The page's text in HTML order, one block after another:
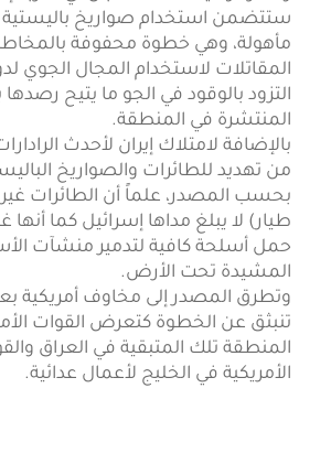
ستتضمن استخدام صواريخ باليستية
مأهولة، وهي خطوة محفوفة
المقاتلات لاستخدام المجال الجوي
التزود بالوقود في الجو ما يتيح رصدها
المنتشرة في المنطقة.
بالإضافة لامتلاك إيران لأحدث
من تهديد للطائرات والصواريخ
بحسب المصدر، علماً أن الطائرات غير
طيار) لا يبلغ مداها إسرائيل كما أنها
حمل أسلحة كافية لتدمير منشآت
المشيدة تحت الأرض.
وتطرق المصدر إلى مخاوف أمريكية
تنبثق عن الخطوة كتعرض القوات
المنطقة تلك المتبقية في العراق
الأمريكية في الخليج لأعمال عدائية.